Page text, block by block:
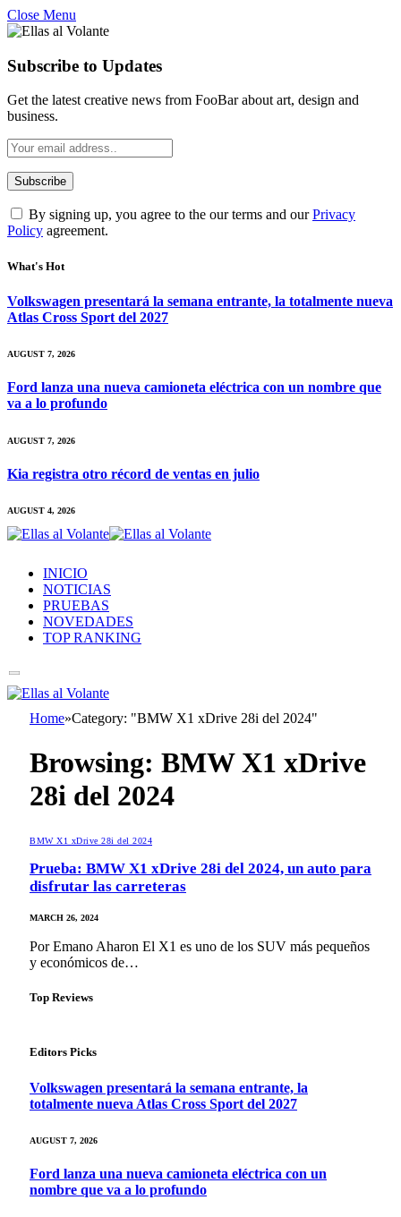
Close Menu
Subscribe to Updates
Get the latest creative news from FooBar about art, design and
business.
By signing up, you agree to the our terms and ourPrivacy
Policy agreement.
What's Hot
Volkswagen presentará la semana entrante, la totalmente nueva
Atlas Cross Sport del 2027
AUGUST 7, 2026
Ford lanza una nueva camioneta eléctrica con un nombre que
va a lo profundo
AUGUST 7, 2026
Kia registra otro récord de ventas en julio
AUGUST 4, 2026
INICIO
NOTICIAS
PRUEBAS
NOVEDADES
TOP RANKING
Home»Category: "BMW X1 xDrive 28i del 2024"
Browsing: BMW X1 xDrive
28i del 2024
BMW X1 xDrive 28i del 2024
Prueba: BMW X1 xDrive 28i del 2024, un auto para
disfrutar las carreteras
MARCH 26, 2024
Por Emano Aharon El X1 es uno de los SUV más pequeños
y económicos de…
Top Reviews
Editors Picks
Volkswagen presentará la semana entrante, la
totalmente nueva Atlas Cross Sport del 2027
AUGUST 7, 2026
Ford lanza una nueva camioneta eléctrica con un
nombre que va a lo profundo